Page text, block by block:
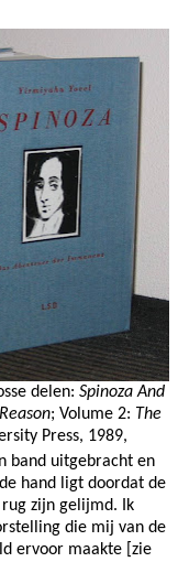
delen: Spinoza And
; Volume 2: The
Press, 1989,
band uitgebracht en
hand ligt doordat de
rug zijn gelijmd. Ik
die mij van de
ervoor maakte [zie